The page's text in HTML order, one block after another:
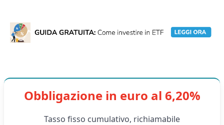
Obbligazione in euro al 6,20%
Tasso fisso cumulativo, richiamabile